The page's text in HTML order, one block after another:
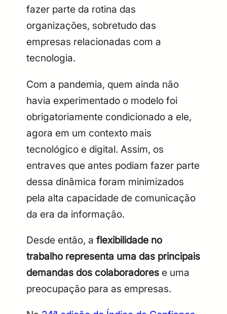
fazer parte da rotina das
organizações, sobretudo das
empresas relacionadas com a
tecnologia.
Com a pandemia, quem ainda não
havia experimentado o modelo foi
obrigatoriamente condicionado a ele,
agora em um contexto mais
tecnológico e digital. Assim, os
entraves que antes podiam fazer parte
dessa dinâmica foram minimizados
pela alta capacidade de comunicação
da era da informação.
Desde então, a flexibilidade no
trabalho representa uma das principais
demandas dos colaboradores e uma
preocupação para as empresas.